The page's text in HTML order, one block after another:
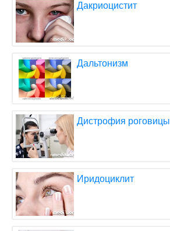
Дакриоцистит
Дальтонизм
Дистрофия роговицы
Иридоциклит